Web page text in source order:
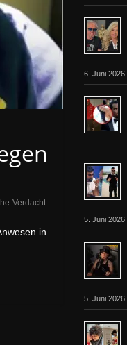
Verdacht
in
6. Juni 2026
5. Juni 2026
5. Juni 2026